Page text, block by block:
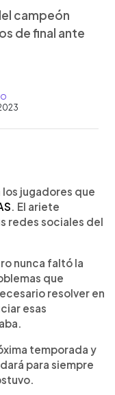
campeón
de final ante
los jugadores que
. El ariete
redes sociales del
nunca faltó la
que
resolver en
esas
temporada y
para siempre